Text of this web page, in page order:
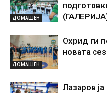
ДОМАШЕН
ДОМАШЕН
Охрид ги
новата
Лазаров